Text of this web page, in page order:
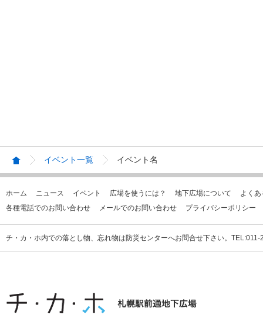
イベント一覧 イベント名
ホーム ニュース イベント 広場を使うには？ 地下広場について
よく
各種電話でのお問い合わせ
メールでのお問い合わせ プライバシーポリシー
チ・カ・ホ内での落とし物、忘れ物は防災センターへお問合せ下さい。